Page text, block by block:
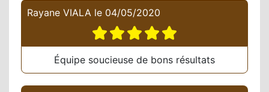
Rayane VIALA le 04/05/2020
Équipe soucieuse de bons résultats